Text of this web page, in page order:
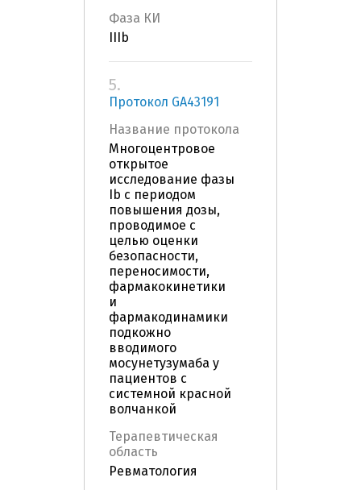
Фаза КИ
IIIb
5.
Протокол GA43191
Название протокола
Многоцентровое
открытое
исследование фазы
Ib с периодом
повышения дозы,
проводимое с
целью оценки
безопасности,
переносимости,
фармакокинетики
и
фармакодинамики
подкожно
вводимого
мосунетузумаба у
пациентов с
системной красной
волчанкой
Терапевтическая
область
Ревматология